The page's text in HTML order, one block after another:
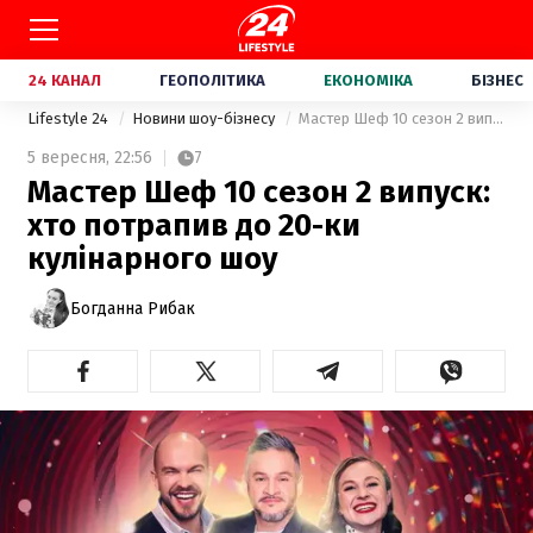
24 КАНАЛ ГЕОПОЛІТИКА ЕКОНОМІКА БІЗНЕС
Lifestyle 24 Новини шоу-бізнесу Мастер Шеф 10 сезон 2 випуск: хто потрапив до 20-ки кулінарного шоу
5 вересня, 22:56 7
Мастер Шеф 10 сезон 2 випуск:
хто потрапив до 20-ки
кулінарного шоу
Богданна Рибак